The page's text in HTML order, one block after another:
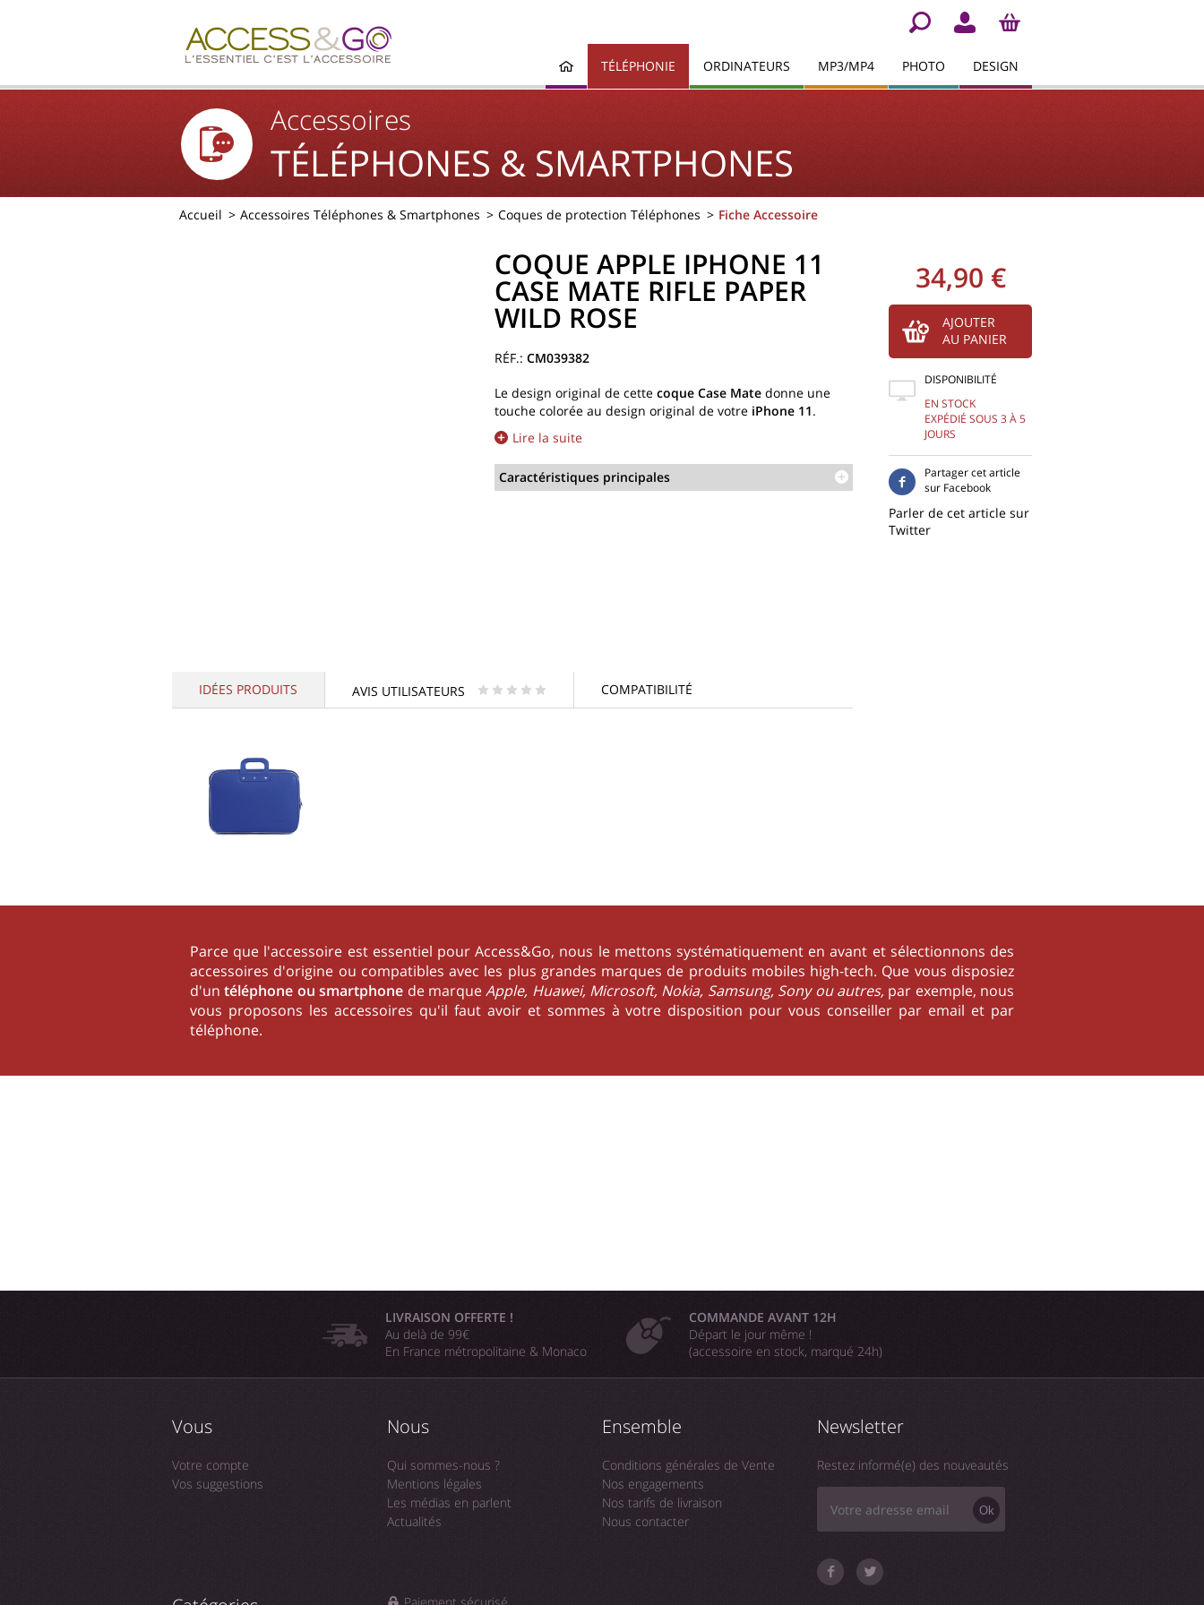
TÉLÉPHONIE ORDINATEURS MP3/MP4 PHOTO DESIGN
Accessoires
TÉLÉPHONES & SMARTPHONES
Accueil Accessoires Téléphones & Smartphones Coques de protection Téléphones Fiche Accessoire
COQUE APPLE IPHONE 11
CASE MATE RIFLE PAPER
WILD ROSE
CM039382
Le design original de cette coque Case Mate donne une
touche colorée au design original de votre iPhone 11.
Lire la suite
Caractéristiques principales
34,90 €
AJOUTER
AU PANIER
DISPONIBILITÉ
EN STOCK
EXPÉDIÉ SOUS 3 À 5
JOURS
Partager cet article
sur Facebook
Parler de cet article sur
Twitter
IDÉES PRODUITS AVIS UTILISATEURS * * * * * COMPATIBILITÉ
Parce que l'accessoire est essentiel pour Access&Go, nous le mettons systématiquement en avant et sélectionnons des
accessoires d'origine ou compatibles avec les plus grandes marques de produits mobiles high-tech. Que vous disposiez
d'untéléphone ou smartphone de marqueApple, Huawei, Microsoft, Nokia, Samsung, Sony ou autres,par exemple, nous
vous proposons les accessoires qu'il faut avoir et sommes à votre disposition pour vous conseiller par email et par
téléphone.
LIVRAISON OFFERTE !
Au delà de 99€
En France métropolitaine & Monaco
COMMANDE AVANT 12H
Départ le jour même !
(accessoire en stock, marqué 24h)
Vous
Votre compte
Vos suggestions
Nous
Qui sommes-nous ?
Mentions légales
Les médias en parlent
Actualités
Ensemble
Conditions générales de Vente
Nos engagements
Nos tarifs de livraison
Nous contacter
Newsletter
Restez informé(e) des nouveautés
Ok